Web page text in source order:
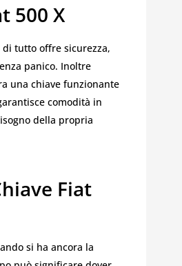
500 X
tutto offre sicurezza,
panico. Inoltre
una chiave funzionante
comodità in
della propria
Fiat
si ha ancora la